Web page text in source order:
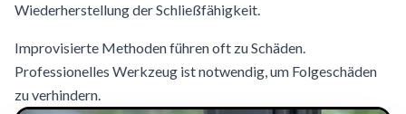
Wiederherstellung der Schließfähigkeit.
Improvisierte Methoden führen oft zu Schäden.
Professionelles Werkzeug ist notwendig, um Folgeschäden
zu verhindern.